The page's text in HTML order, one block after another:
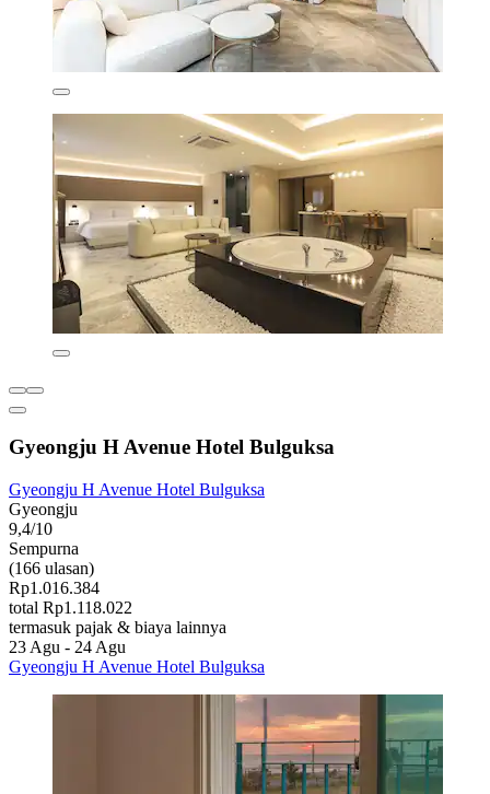
Gyeongju H Avenue Hotel Bulguksa
Gyeongju H Avenue Hotel Bulguksa
Gyeongju
9,4/10
Sempurna
(166 ulasan)
Rp1.016.384
total Rp1.118.022
termasuk pajak & biaya lainnya
23 Agu - 24 Agu
Gyeongju H Avenue Hotel Bulguksa